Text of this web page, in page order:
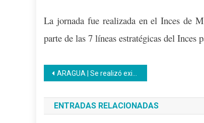
La jornada fue realizada en el Inces de
parte de las 7 líneas estratégicas del Inces
Navegación
de
entradas
ARAGUA | Se realizó exitoso encuentro de inducción para persona de Talento Humano
ENTRADAS RELACIONADAS